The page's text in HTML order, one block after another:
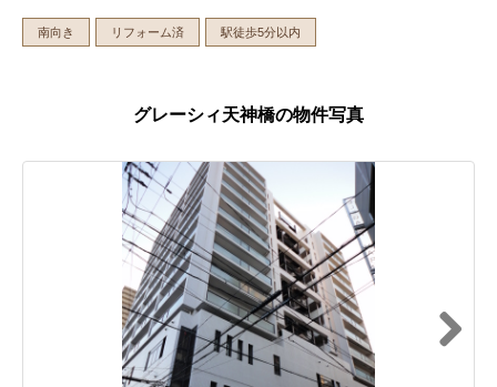
南向き リフォーム済 駅徒歩5分以内
グレーシィ天神橋の物件写真